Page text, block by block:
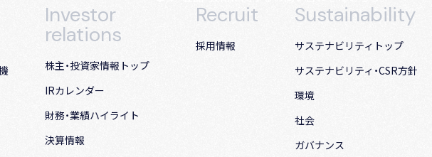
Investor
relations
株主・投資家情報トップ
IRカレンダー
財務・業績ハイライト
決算情報
Recruit
採用情報
Sustainability
サステナビリティトップ
サステナビリティ・CSR方針
環境
社会
ガバナンス